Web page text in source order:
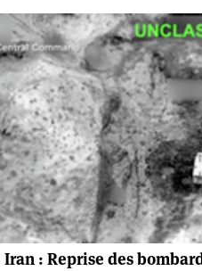
Iran : Reprise des